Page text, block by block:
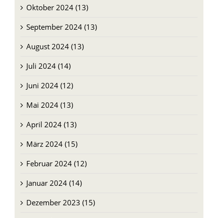
Oktober 2024 (13)
September 2024 (13)
August 2024 (13)
Juli 2024 (14)
Juni 2024 (12)
Mai 2024 (13)
April 2024 (13)
März 2024 (15)
Februar 2024 (12)
Januar 2024 (14)
Dezember 2023 (15)